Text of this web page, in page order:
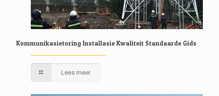
Kommunikasietoring Installasie Kwaliteit Standaarde Gids
Lees meer